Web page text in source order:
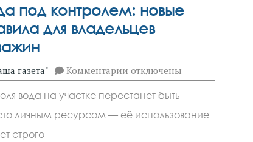
под контролем: новые
для владельцев
газета" Комментарии к
записи
под
контролем:
новые
отключены
вода на участке перестанет быть
личным ресурсом — её использование
строго